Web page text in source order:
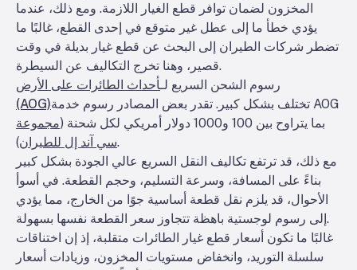
المخزون لضمان توافر قطع الغيار اللازمة. ومع ذلك، عندما
يؤدي خطأ ما إلى عطل غير متوقع في إحدى القطع، غالبًا ما
تضطر شركات الطيران إلى البحث عن قطع غيار بديلة في وقت
قصير، وهنا تخرج التكاليف عن السيطرة.
رسوم الشحن السريع لـأحداث الطائرات على الأرض
(AOG)تختلف بشكل كبير. تقدر بعض المصادر رسوم خدمة AOG
بما يتراوح بين 100 و1000 دولار أمريكي لكل شحنة (
مجموعة
سي آند إل للطيران).
مع ذلك، قد ترتفع تكاليف النقل السريع عالي الجودة بشكل كبير
بناءً على المسافة، وسرعة التسليم، وحجم القطعة. في أسوأ
الأحوال، قد يلزم نقل قطعة أساسية جوًا من الخارج، مما يؤدي
إلى رسوم لوجستية باهظة تتجاوز سعر القطعة نفسها بسهولة.
غالبًا ما تكون أسعار قطع غيار الطائرات متقلبة، إذ إن اختناقات
سلسلة التوريد، وانخفاض مستويات المخزون، وزيادات أسعار